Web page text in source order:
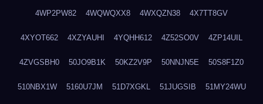
4WP2PW82 4WQWQXX8 4WXQZN38 4X7TT8GV
4XYOT662 4XZYAUHI 4YQHH612 4Z52SO0V 4ZP14UIL
4ZVGSBH0 50JO9B1K 50KZ2V9P 50NNJN5E 50S8F1Z0
510NBX1W 5160U7JM 51D7XGKL 51JUGSIB 51MY24WU